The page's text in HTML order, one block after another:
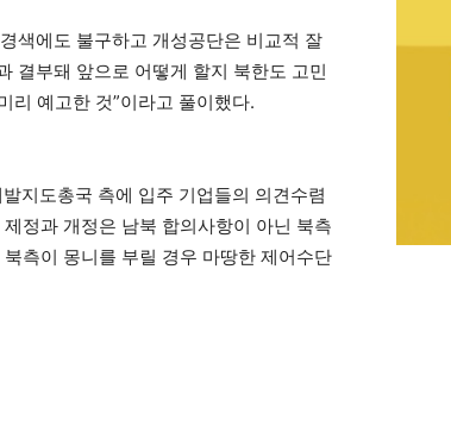
색에도 불구하고 개성공단은 비교적 잘
결부돼 앞으로 어떻게 할지 북한도 고민
리 예고한 것”이라고 풀이했다.
지도총국 측에 입주 기업들의 의견수렴
정과 개정은 남북 합의사항이 아닌 북측
측이 몽니를 부릴 경우 마땅한 제어수단